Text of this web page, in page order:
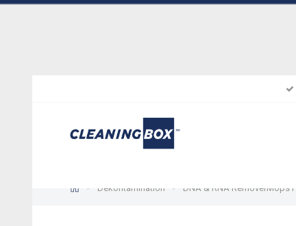
Dekontamination DNA & RNA RemoverMops P